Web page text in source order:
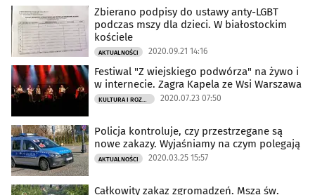
Zbierano podpisy do ustawy anty-LGBT
podczas mszy dla dzieci. W białostockim
kościele
AKTUALNOŚCI 2020.09.21 14:16
Festiwal "Z wiejskiego podwórza" na żywo i
w internecie. Zagra Kapela ze Wsi Warszawa
2020.07.23 07:50
Policja kontroluje, czy przestrzegane są
nowe zakazy. Wyjaśniamy na czym polegają
AKTUALNOŚCI 2020.03.25 15:57
Całkowity zakaz zgromadzeń. Msza św.